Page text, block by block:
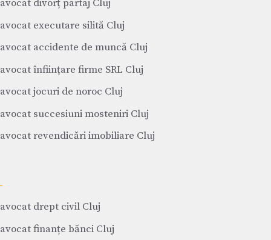
avocat divorț partaj Cluj
avocat executare silită Cluj
avocat accidente de muncă Cluj
avocat înființare firme SRL Cluj
avocat jocuri de noroc Cluj
avocat succesiuni mosteniri Cluj
avocat revendicări imobiliare Cluj
avocat drept civil Cluj
avocat finanțe bănci Cluj